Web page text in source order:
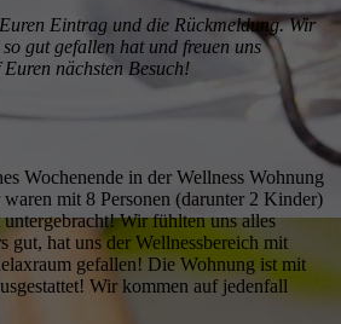
Eintrag und die Rückmeldung. Wir
gut gefallen hat und freuen uns
nächsten Besuch!
Wochenende in der Wellness Wohnung
mit 8 Personen (darunter 2 Kinder)
Wir fühlten uns alles
gut, hat uns der Wellnessbereich mit
gefallen! Die Wohnung ist mit
Wir kommen auf jedenfall